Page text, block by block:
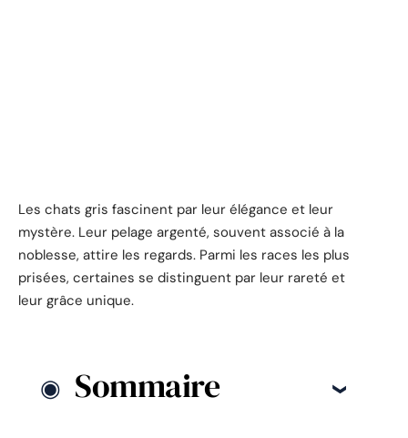
Les chats gris fascinent par leur élégance et leur
mystère. Leur pelage argenté, souvent associé à la
noblesse, attire les regards. Parmi les races les plus
prisées, certaines se distinguent par leur rareté et
leur grâce unique.
Sommaire